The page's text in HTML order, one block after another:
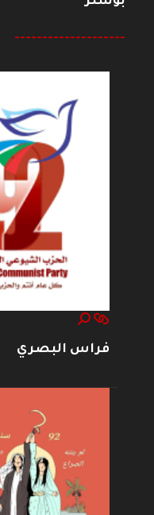
--------------------
فراس البصري